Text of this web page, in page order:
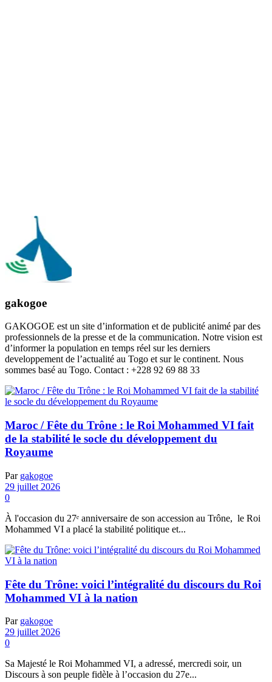
gakogoe
GAKOGOE est un site d’information et de publicité animé par des
professionnels de la presse et de la communication. Notre vision est
d’informer la population en temps réel sur les derniers
developpement de l’actualité au Togo et sur le continent. Nous
sommes basé au Togo. Contact : +228 92 69 88 33
Maroc / Fête du Trône : le Roi Mohammed VI fait
de la stabilité le socle du développement du
Royaume
Par gakogoe
29 juillet 2026
0
À l'occasion du 27ᵉ anniversaire de son accession au Trône, le Roi
Mohammed VI a placé la stabilité politique et...
Fête du Trône: voici l’intégralité du discours du Roi
Mohammed VI à la nation
Par gakogoe
29 juillet 2026
0
Sa Majesté le Roi Mohammed VI, a adressé, mercredi soir, un
Discours à son peuple fidèle à l’occasion du 27e...